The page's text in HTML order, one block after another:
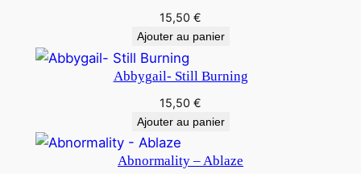
15,50 €
Ajouter au panier
Abbygail- Still Burning
15,50 €
Ajouter au panier
Abnormality – Ablaze